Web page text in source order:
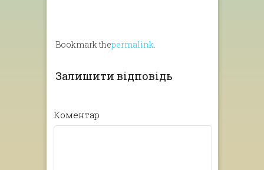
Bookmark thepermalink.
Залишити відповідь
Коментар